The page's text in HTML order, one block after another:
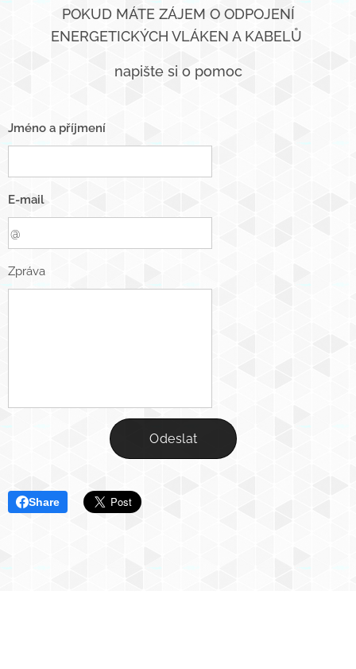
POKUD MÁTE ZÁJEM O ODPOJENÍ
ENERGETICKÝCH VLÁKEN A KABELŮ
napište si o pomoc
Jméno a příjmení
E-mail
Zpráva
Odeslat
Share